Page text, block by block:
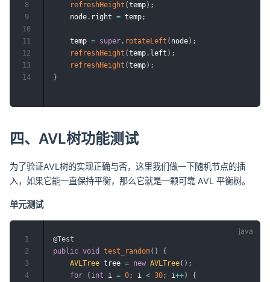
refreshHeight (temp) ;
    node
. right = temp;
    temp
= super . rotateLeft ( node) ;
refreshHeight (temp . left ) ;
refreshHeight (temp) ;
}
8
9
10
11
12
13
14
四、AVL树功能测试
为了验证AVL树的实现正确与否，这里我们做一下随机节点的插
入，如果它能一直保持平衡，那么它就是一颗可靠 AVL 平衡树。
单元测试
@Test
public void test_random( )
{
AVLTree tree = new AVLTree( ) ;
for
( int i = 0; i < 30; i++)
{
1
2
3
4